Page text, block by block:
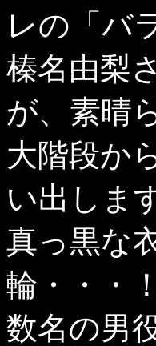
レの「バ
榛名由梨
が、素晴
大階段か
い出しま
真っ黒な
輪・・・！
数名の男